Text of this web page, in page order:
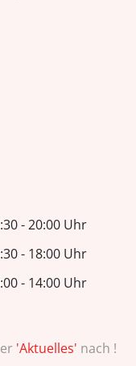
- 20:00 Uhr
- 18:00 Uhr
- 14:00 Uhr
'Aktuelles' nach !